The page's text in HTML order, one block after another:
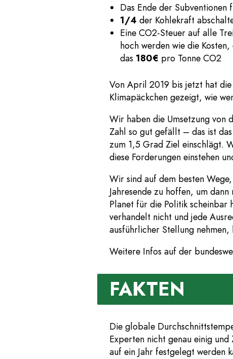
Das Ende der
1/4 der Kohlekraft
Eine CO2-Steuer auf alle
hoch werden wie die
das 180€ pro Tonne CO2
Von April 2019 bis jetzt hat
Klimapäckchen gezeigt, wie
Wir haben die Umsetzung von
Zahl so gut gefällt – das ist
zum 1,5 Grad Ziel einschlägt.
diese Forderungen einstehen
Wir sind auf dem besten
Jahresende zu hoffen, um
Planet für die Politik scheinbar
verhandelt nicht und jede
ausführlicher Stellung
Weitere Infos auf der
FAKTEN
Die globale
Experten nicht genau einig
auf ein Jahr festgelegt werden